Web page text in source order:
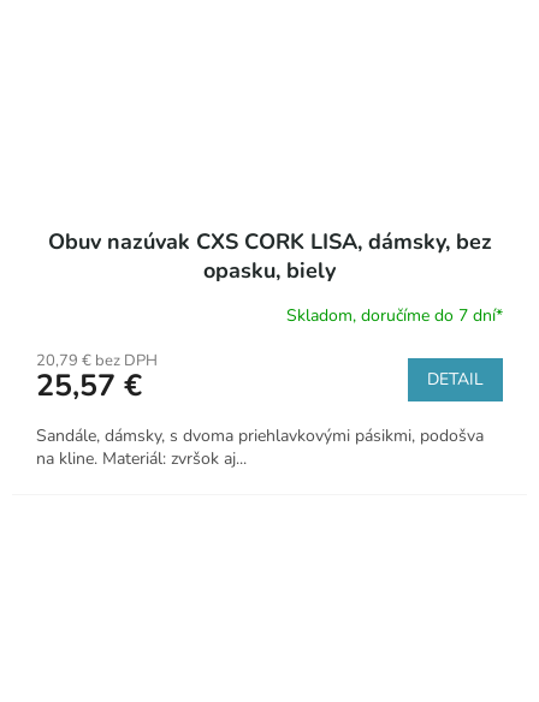
Obuv nazúvak CXS CORK LISA, dámsky, bez
opasku, biely
Skladom, doručíme do 7 dní*
20,79 € bez DPH
25,57 € DETAIL
Sandále, dámsky, s dvoma priehlavkovými pásikmi, podošva
na kline. Materiál: zvršok aj...